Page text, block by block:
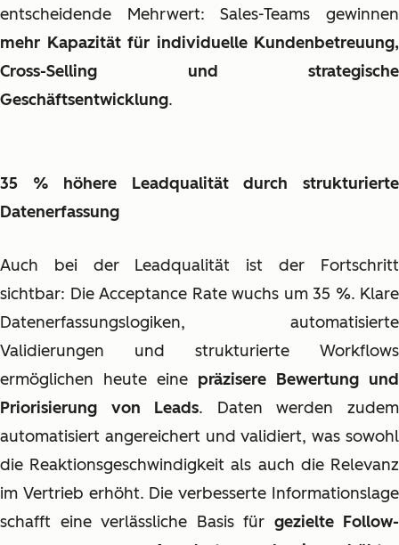
entscheidende Mehrwert: Sales-Teams gewinnen
mehr Kapazität für individuelle Kundenbetreuung,
Cross-Selling und strategische
Geschäftsentwicklung.
35 % höhere Leadqualität durch strukturierte
Datenerfassung
Auch bei der Leadqualität ist der Fortschritt
sichtbar: Die Acceptance Rate wuchs um 35 %. Klare
Datenerfassungslogiken, automatisierte
Validierungen und strukturierte Workflows
ermöglichen heute eine präzisere Bewertung und
Priorisierung von Leads. Daten werden zudem
automatisiert angereichert und validiert, was sowohl
die Reaktionsgeschwindigkeit als auch die Relevanz
im Vertrieb erhöht. Die verbesserte Informationslage
schafft eine verlässliche Basis für gezielte Follow-